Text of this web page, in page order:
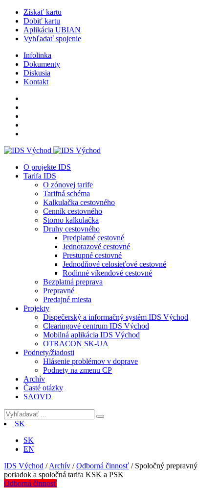
Získať kartu
Dobiť kartu
Aplikácia UBIAN
Vyhľadať spojenie
Infolinka
Dokumenty
Diskusia
Kontakt
O projekte IDS
Tarifa IDS
O zónovej tarife
Tarifná schéma
Kalkulačka cestovného
Cenník cestovného
Storno kalkulačka
Druhy cestovného
Predplatné cestovné
Jednorazové cestovné
Prestupné cestovné
Jednodňové celosieťové cestovné
Rodinné víkendové cestovné
Bezplatná preprava
Prepravné
Predajné miesta
Projekty
Dispečerský a informačný systém IDS Východ
Clearingové centrum IDS Východ
Mobilná aplikácia IDS Východ
OTRACON SK-UA
Podnety/žiadosti
Hlásenie problémov v doprave
Podnety na zmenu CP
Archív
Časté otázky
SAOVD
SK
SK
EN
IDS Východ /Archív /Odborná činnosť / Spoločný prepravný
poriadok a spoločná tarifa KSK a PSK
Odborná činnosť